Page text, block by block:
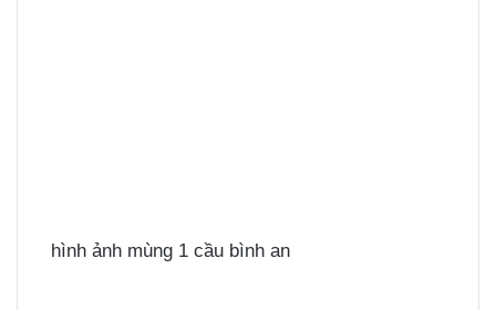
hình ảnh mùng 1 cầu bình an